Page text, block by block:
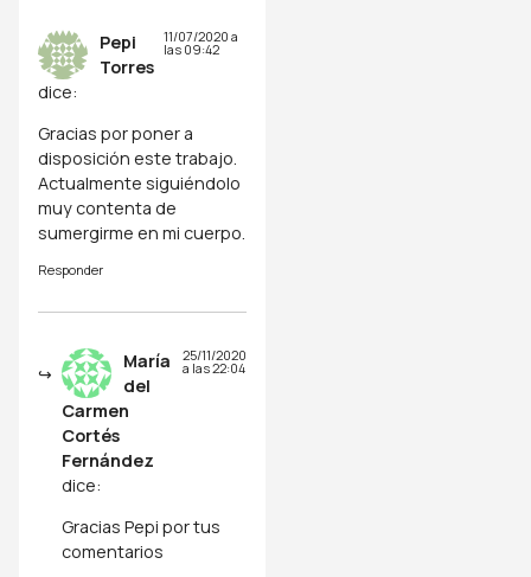
Pepi
Torres
dice:
11/07/2020 a
las 09:42
Gracias por poner a
disposición este trabajo.
Actualmente siguiéndolo
muy contenta de
sumergirme en mi cuerpo.
Responder
María
del
Carmen
Cortés
Fernández
dice:
25/11/2020
a las 22:04
Gracias Pepi por tus
comentarios